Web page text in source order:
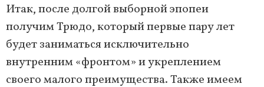
Итак, после долгой выборной эпопеи
получим Трюдо, который первые пару лет
будет заниматься исключительно
внутренним «фронтом» и укреплением
своего малого преимущества. Также имеем